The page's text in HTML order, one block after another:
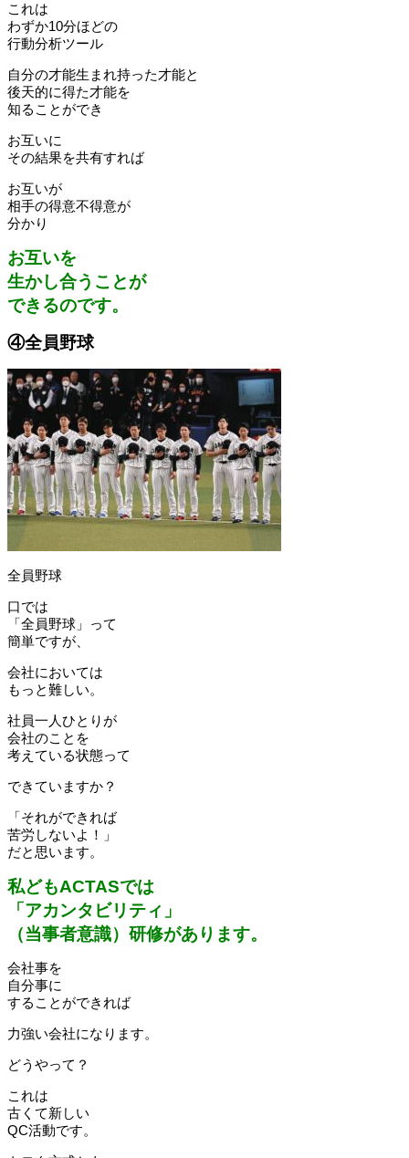
これは
わずか10分ほどの
行動分析ツール
自分の才能生まれ持った才能と
後天的に得た才能を
知ることができ
お互いに
その結果を共有すれば
お互いが
相手の得意不得意が
分かり
お互いを
生かし合うことが
できるのです。
④全員野球
全員野球
口では
「全員野球」って
簡単ですが、
会社においては
もっと難しい。
社員一人ひとりが
会社のことを
考えている状態って
できていますか？
「それができれば
苦労しないよ！」
だと思います。
私どもACTASでは
「アカンタビリティ」
（当事者意識）研修があります。
会社事を
自分事に
することができれば
力強い会社になります。
どうやって？
これは
古くて新しい
QC活動です。